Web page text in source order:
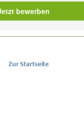
Zur Startseite